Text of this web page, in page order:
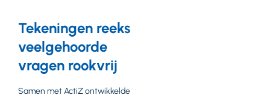
Tekeningen reeks
veelgehoorde
vragen rookvrij
Samen met ActiZ ontwikkelde